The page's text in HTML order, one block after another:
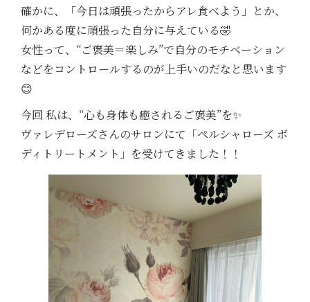
確かに、「今日は頑張ったからアレ食べよう」とか、
何かある度に頑張った自分に与えている🤣
女性って、“ご褒美＝楽しみ”で自分のモチベーション
などをコントロールするのが上手いのだなと思います
😊
今回 私は、“心も身体も癒されるご褒美”を✨
ヴァレデローズさんのサロンにて「ペルシャローズ ボ
ディトリートメント」を受けてきました！！